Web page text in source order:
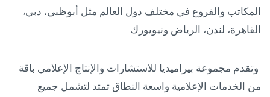
المكاتب والفروع في مختلف دول العالم مثل أبوظبي، دبي،
القاهرة، لندن، الرياض ونيويورك
وتقدم مجموعة بيراميديا للاستشارات والإنتاج الإعلامي باقة
من الخدمات الإعلامية واسعة النطاق تمتد لتشمل جميع